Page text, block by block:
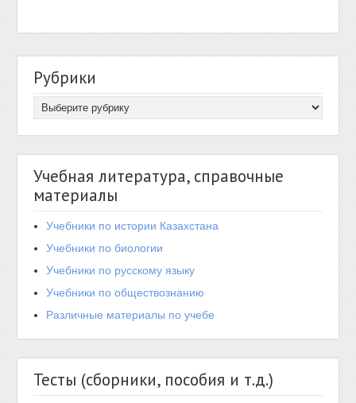
Рубрики
Учебная литература, справочные
материалы
Учебники по истории Казахстана
Учебники по биологии
Учебники по русскому языку
Учебники по обществознанию
Различные материалы по учебе
Тесты (сборники, пособия и т.д.)